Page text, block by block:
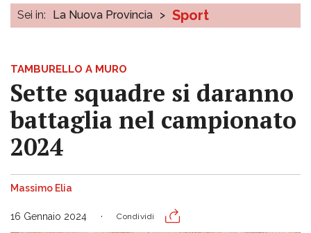
Sei in: La Nuova Provincia > Sport
TAMBURELLO A MURO
Sette squadre si daranno
battaglia nel campionato
2024
Massimo Elia
16 Gennaio 2024 Condividi